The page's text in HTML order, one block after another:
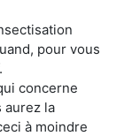
pour vous
concerne
aurez la
à moindre